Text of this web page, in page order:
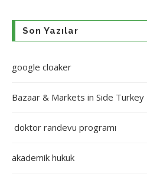
Son Yazılar
google cloaker
Bazaar & Markets in Side Turkey
doktor randevu programı
akademik hukuk